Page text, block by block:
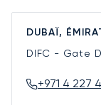
DUBAÏ,
DIFC - Gate
+971 4 227